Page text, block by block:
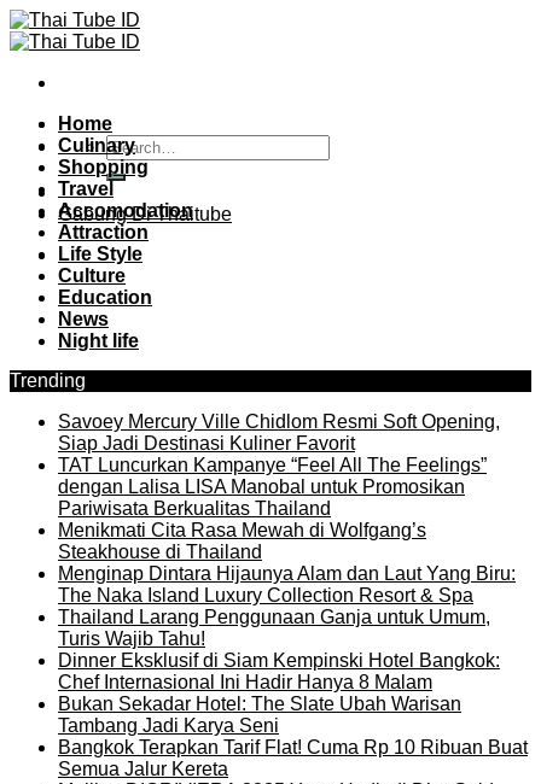
Skip
to
Gabung Di Thaitube
Home
Culinary
Shopping
Travel
Accomodation
Attraction
Life Style
Culture
Education
News
Night life
Trending
Savoey Mercury Ville Chidlom Resmi Soft Opening,
Siap Jadi Destinasi Kuliner Favorit
TAT Luncurkan Kampanye “Feel All The Feelings”
dengan Lalisa LISA Manobal untuk Promosikan
Pariwisata Berkualitas Thailand
Menikmati Cita Rasa Mewah di Wolfgang’s
Steakhouse di Thailand
Menginap Dintara Hijaunya Alam dan Laut Yang Biru:
The Naka Island Luxury Collection Resort & Spa
Thailand Larang Penggunaan Ganja untuk Umum,
Turis Wajib Tahu!
Dinner Eksklusif di Siam Kempinski Hotel Bangkok:
Chef Internasional Ini Hadir Hanya 8 Malam
Bukan Sekadar Hotel: The Slate Ubah Warisan
Tambang Jadi Karya Seni
Bangkok Terapkan Tarif Flat! Cuma Rp 10 Ribuan Buat
Semua Jalur Kereta